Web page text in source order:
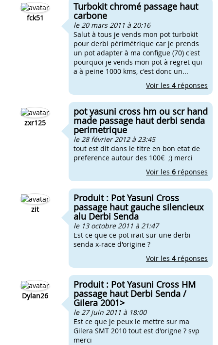
fck51
Turbokit chromé passage haut
carbone
le 20 mars 2011 à 20:16
Salut à tous je vends mon pot turbokit
pour derbi périmétrique car je prends
un pot adapter à ma configue (70) c'est
pourquoi je vends mon pot à regret qui
a à peine 1000 kms, c'est donc un...
Voir les 4réponses
zxr125
pot yasuni cross hm ou scr hand
made passage haut derbi senda
perimetrique
le 28 février 2012 à 23:45
tout est dit dans le titre en bon etat de
preference autour des 100€ ;) merci
Voir les 6 réponses
zit
Produit : Pot Yasuni Cross
passage haut gauche silencieux
alu Derbi Senda
le 13 octobre 2011 à 21:47
Est ce que ce pot irait sur une derbi
senda x-race d'origine ?
Voir les 4réponses
Dylan26
Produit : Pot Yasuni Cross HM
passage haut Derbi Senda /
Gilera 2001>
le 27 juin 2011 à 18:00
Est ce que je peux le mettre sur ma
Gilera SMT 2010 tout est d'origne ? svp
merci